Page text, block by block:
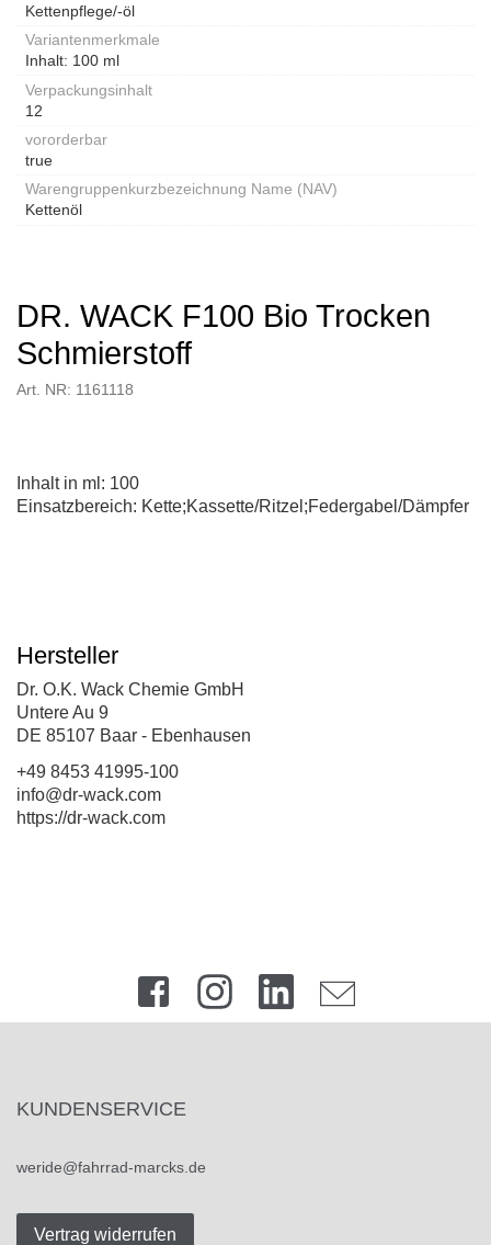
Kettenpflege/-öl
Variantenmerkmale
Inhalt: 100 ml
Verpackungsinhalt
12
vororderbar
true
Warengruppenkurzbezeichnung Name (NAV)
Kettenöl
DR. WACK F100 Bio Trocken
Schmierstoff
Art. NR: 1161118
Inhalt in ml: 100
Einsatzbereich: Kette;Kassette/Ritzel;Federgabel/Dämpfer
Hersteller
Dr. O.K. Wack Chemie GmbH
Untere Au 9
DE 85107 Baar - Ebenhausen
+49 8453 41995-100
info@dr-wack.com
https://dr-wack.com
KUNDENSERVICE
weride@fahrrad-marcks.de
Vertrag widerrufen